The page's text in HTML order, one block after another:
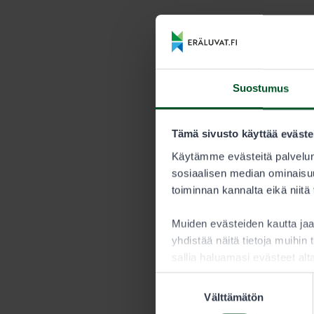
Suostumus
Tämä sivusto käyttää
Käytämme evästeitä
sosiaalisen median
toiminnan kannalta eikä
Muiden evästeiden kautta
yhdistää näitä tietoja muihin
sallia haluamasi evästeet
Välttämätön